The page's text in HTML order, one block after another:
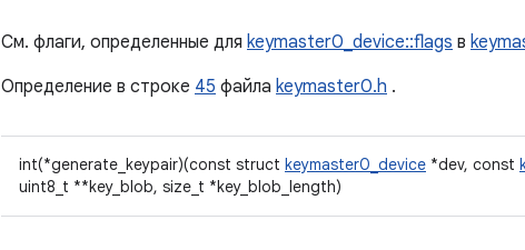
См. флаги, определенные для keymaster0_device::flags в
Определение в строке 45 файла keymaster0.h .
int(*generate_keypair)(const struct keymaster0_device *dev, const
uint8_t **key_blob, size_t *key_blob_length)